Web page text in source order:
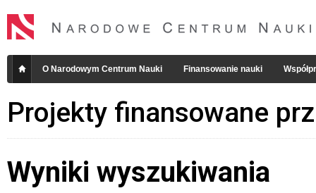
O Narodowym Centrum Nauki Finansowanie nauki
Projekty finansowane
Wyniki wyszukiwania